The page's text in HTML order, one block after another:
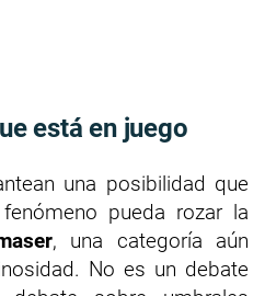
está en juego
una posibilidad que
pueda rozar la
, una categoría aún
No es un debate